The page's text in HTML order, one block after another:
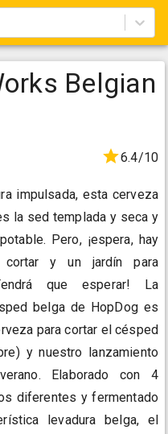
Belgian
6.4/10
impulsada, esta cerveza
la sed templada y seca y
Pero, ¡espera, hay
cortar y un jardín para
que esperar! La
belga de HopDog es
para cortar el césped
y nuestro lanzamiento
Elaborado con 4
diferentes y fermentado
levadura belga, el